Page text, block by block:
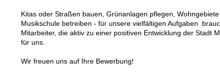
Kitas oder Straßen bauen, Grünanlagen pflegen,
Musikschule betreiben - für unsere vielfältigen Aufgaben
Mitarbeiter, die aktiv zu einer positiven Entwicklung der Stadt
für uns.
Wir freuen uns auf Ihre Bewerbung!